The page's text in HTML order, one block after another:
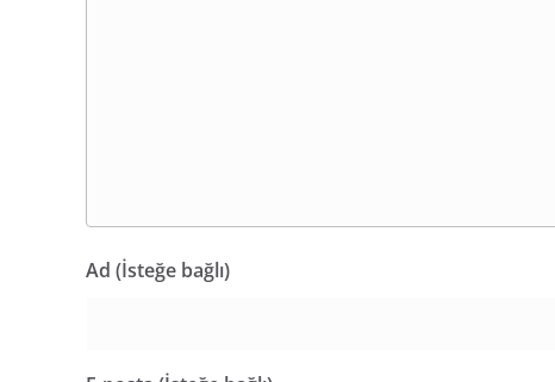
Ad (İsteğe bağlı)